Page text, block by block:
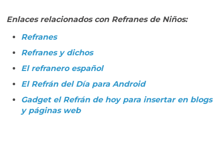
Enlaces relacionados con Refranes de Niños:
Refranes
Refranes y dichos
El refranero español
El Refrán del Día para Android
Gadget el Refrán de hoy para insertar en blogs
y páginas web